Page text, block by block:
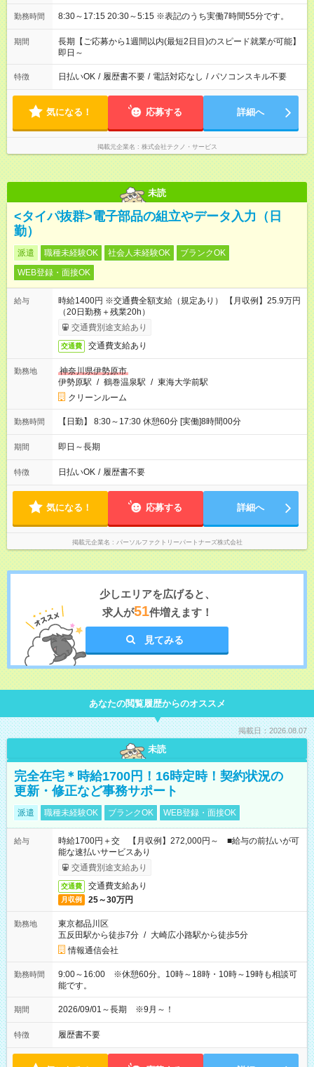
勤務時間 8:30～17:15 20:30～5:15 ※表記のうち実働7時間55分です。
期間
長期【ご応募から1週間以内(最短2日目)のスピード就業が可能】
即日～
特徴 日払いOK / 履歴書不要 / 電話対応なし / パソコンスキル不要
気になる！ 応募する 詳細へ
掲載元企業名 株式会社テクノ・サービス
未読
<タイパ抜群>電子部品の組立やデータ入力（日
勤）
派遣 職種未経験OK 社会人未経験OK
ブランクOK
WEB登録・面接OK
給与
時給1400円 ※交通費全額支給（規定あり） 【月収例】25.9万円
（20日勤務＋残業20h）
交通費別途支給あり
交通費 交通費支給あり
勤務地
神奈川県伊勢原市
伊勢原駅 / 鶴巻温泉駅 / 東海大学前駅
クリーンルーム
勤務時間 【日勤】 8:30～17:30 休憩60分 [実働]8時間00分
期間 即日～長期
特徴 日払いOK / 履歴書不要
気になる！ 応募する 詳細へ
掲載元企業名 パーソルファクトリーパートナーズ株式会社
少しエリアを広げると、
求人が51件増えます！
見てみる
あなたの閲覧履歴からのオススメ
掲載日：2026.08.07
未読
完全在宅＊時給1700円！16時定時！契約状況の
更新・修正など事務サポート
派遣 職種未経験OK ブランクOK WEB登録・面接OK
給与
時給1700円＋交 【月収例】272,000円～ ■給与の前払いが可
能な速払いサービスあり
交通費別途支給あり
交通費 交通費支給あり
月収例 25～30万円
勤務地
東京都品川区
五反田駅から徒歩7分 / 大崎広小路駅から徒歩5分
情報通信会社
勤務時間
9:00～16:00 ※休憩60分。10時～18時・10時～19時も相談可
能です。
期間 2026/09/01～長期 ※9月～！
特徴 履歴書不要